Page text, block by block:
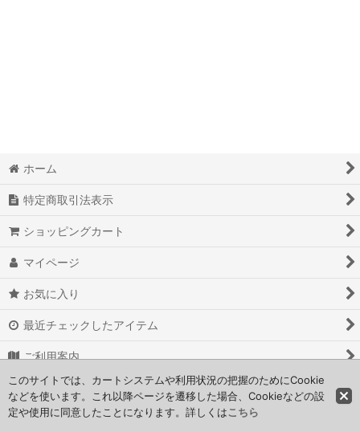
ホーム
特定商取引法表示
ショッピングカート
マイページ
お気に入り
最近チェックしたアイテム
ご利用案内
お問い合わせ
このサイトでは、カートシステムや利用状況の把握のためにCookie
などを使います。これ以降ページを遷移した場合、Cookieなどの設
定や使用に同意したことになります。詳しくはこちら